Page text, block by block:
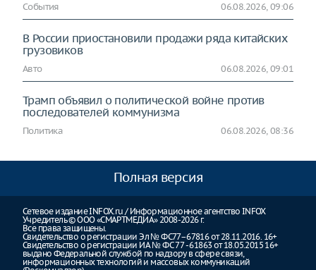
События 06.08.2026, 09:06
В России приостановили продажи ряда китайских
грузовиков
Авто 06.08.2026, 09:01
Трамп объявил о политической войне против
последователей коммунизма
Политика 06.08.2026, 08:36
Полная версия
Сетевое издание INFOX.ru / Информационное агентство INFOX
Учредитель © ООО «СМАРТМЕДИА» 2008-2026 г.
Все права защищены.
Свидетельство о регистрации Эл № ФС77–67816 от 28.11.2016. 16+
Свидетельство о регистрации ИА № ФС 77 - 61863 от 18.05.2015 16+
выдано Федеральной службой по надзору в сфере связи,
информационных технологий и массовых коммуникаций